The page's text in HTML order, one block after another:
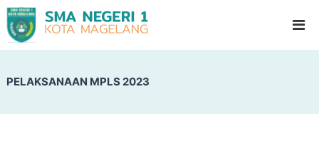
A
e
d
H
PELAKSANAAN MPLS 2023